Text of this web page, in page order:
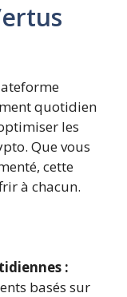
quotidien
les
Que vous
cette
à chacun.
:
basés sur